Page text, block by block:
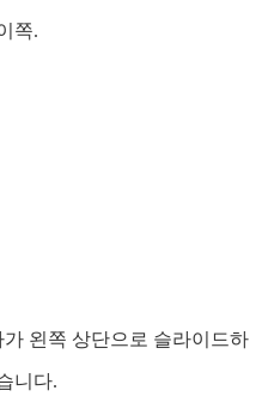
쪽.
왼쪽 상단으로 슬라이드하
니다.